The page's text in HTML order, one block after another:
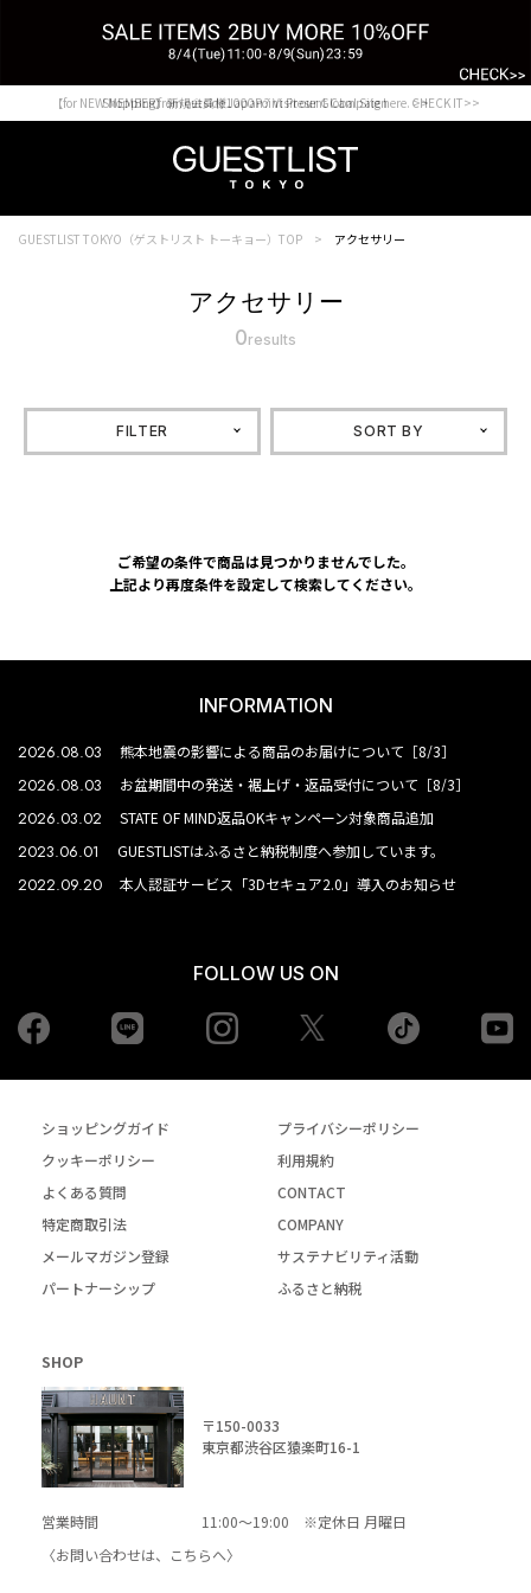
Shopping from outside Japan? Visit our Global Site here. >>
【for NEW MEMBER】新規会員様1000Point Present Campaign CHECK IT>>
GUESTLIST TOKYO（ゲストリスト トーキョー）TOP アクセサリー
アクセサリー
0results
FILTER SORT BY
ご希望の条件で商品は見つかりませんでした。
上記より再度条件を設定して検索してください。
INFORMATION
2026.08.03 熊本地震の影響による商品のお届けについて［8/3］
2026.08.03 お盆期間中の発送・裾上げ・返品受付について［8/3］
2026.03.02 STATE OF MIND返品OKキャンペーン対象商品追加
2023.06.01 GUESTLISTはふるさと納税制度へ参加しています。
2022.09.20 本人認証サービス「3Dセキュア2.0」導入のお知らせ
FOLLOW US ON
Facebook Instagram tiktok
ショッピングガイド
プライバシーポリシー
クッキーポリシー
利用規約
よくある質問
CONTACT
特定商取引法
COMPANY
メールマガジン登録
サステナビリティ活動
パートナーシップ
ふるさと納税
SHOP
〒150-0033
東京都渋谷区猿楽町16-1
営業時間
11:00～19:00 ※定休日 月曜日
〈お問い合わせは、
こちらへ〉